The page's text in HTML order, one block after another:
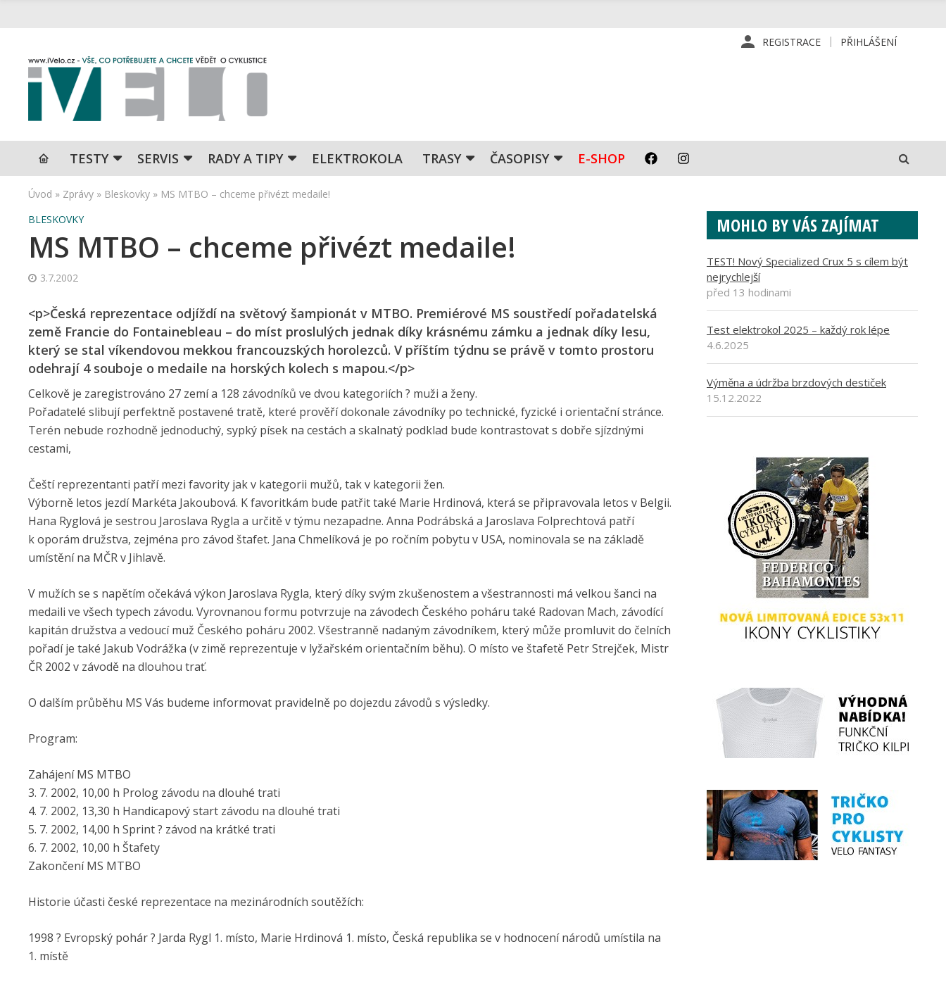
REGISTRACE PŘIHLÁŠENÍ
TESTY SERVIS RADY A TIPY ELEKTROKOLA TRASY ČASOPISY E-SHOP
Úvod » Zprávy » Bleskovky » MS MTBO – chceme přivézt medaile!
BLESKOVKY
MS MTBO – chceme přivézt medaile!
3.7.2002
<p>Česká reprezentace odjíždí na světový šampionát v MTBO. Premiérové MS soustředí pořadatelská
země Francie do Fontainebleau – do míst proslulých jednak díky krásnému zámku a jednak díky lesu,
který se stal víkendovou mekkou francouzských horolezců. V příštím týdnu se právě v tomto prostoru
odehrají 4 souboje o medaile na horských kolech s mapou.</p>
Celkově je zaregistrováno 27 zemí a 128 závodníků ve dvou kategoriích ? muži a ženy.
Pořadatelé slibují perfektně postavené tratě, které prověří dokonale závodníky po technické, fyzické i orientační stránce.
Terén nebude rozhodně jednoduchý, sypký písek na cestách a skalnatý podklad bude kontrastovat s dobře sjízdnými
cestami,
Čeští reprezentanti patří mezi favority jak v kategorii mužů, tak v kategorii žen.
Výborně letos jezdí Markéta Jakoubová. K favoritkám bude patřit také Marie Hrdinová, která se připravovala letos v Belgii.
Hana Ryglová je sestrou Jaroslava Rygla a určitě v týmu nezapadne. Anna Podrábská a Jaroslava Folprechtová patří
k oporám družstva, zejména pro závod štafet. Jana Chmelíková je po ročním pobytu v USA, nominovala se na základě
umístění na MČR v Jihlavě.
V mužích se s napětím očekává výkon Jaroslava Rygla, který díky svým zkušenostem a všestrannosti má velkou šanci na
medaili ve všech typech závodu. Vyrovnanou formu potvrzuje na závodech Českého poháru také Radovan Mach, závodící
kapitán družstva a vedoucí muž Českého poháru 2002. Všestranně nadaným závodníkem, který může promluvit do čelních
pořadí je také Jakub Vodrážka (v zimě reprezentuje v lyžařském orientačním běhu). O místo ve štafetě Petr Strejček, Mistr
ČR 2002 v závodě na dlouhou trať.
O dalším průběhu MS Vás budeme informovat pravidelně po dojezdu závodů s výsledky.
Program:
Zahájení MS MTBO
3. 7. 2002, 10,00 h Prolog závodu na dlouhé trati
4. 7. 2002, 13,30 h Handicapový start závodu na dlouhé trati
5. 7. 2002, 14,00 h Sprint ? závod na krátké trati
6. 7. 2002, 10,00 h Štafety
Zakončení MS MTBO
Historie účasti české reprezentace na mezinárodních soutěžích:
1998 ? Evropský pohár ? Jarda Rygl 1. místo, Marie Hrdinová 1. místo, Česká republika se v hodnocení národů umístila na
1. místě
MOHLO BY VÁS ZAJÍMAT
TEST! Nový Specialized Crux 5 s cílem být
nejrychlejší
před 13 hodinami
Test elektrokol 2025 – každý rok lépe
4.6.2025
Výměna a údržba brzdových destiček
15.12.2022